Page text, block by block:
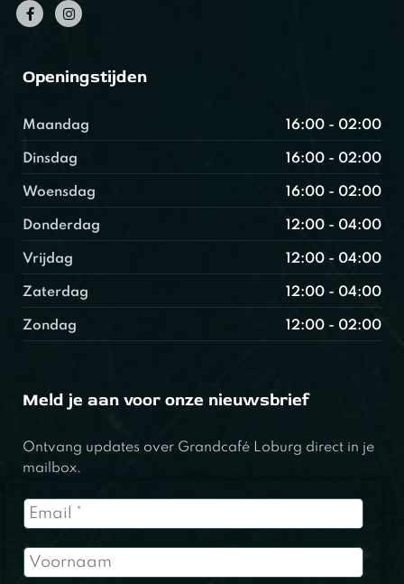
Openingstijden
Maandag 16:00 - 02:00
Dinsdag 16:00 - 02:00
Woensdag 16:00 - 02:00
Donderdag 12:00 - 04:00
Vrijdag 12:00 - 04:00
Zaterdag 12:00 - 04:00
Zondag 12:00 - 02:00
Meld je aan voor onze nieuwsbrief
Ontvang updates over Grandcafé Loburg direct in je
mailbox.